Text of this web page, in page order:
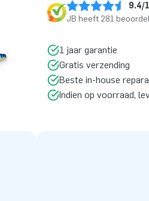
9.4/
JB heeft 281
1 jaar garantie
Gratis verzending
Beste in-house
Indien op voorraad,